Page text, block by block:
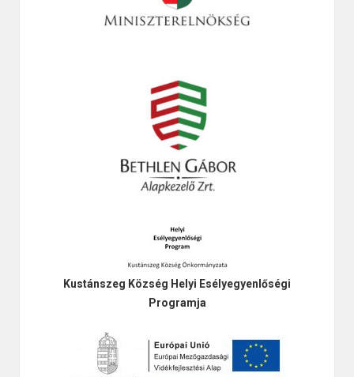
Kustánszeg Község Helyi Esélyegyenlőségi
Programja